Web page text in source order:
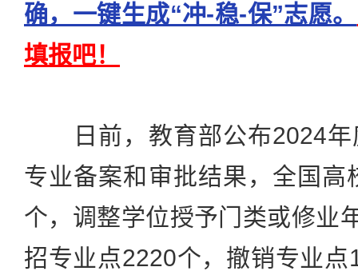
确，一键生成“冲-稳-保”志愿。
填报吧！
日前，教育部公布2024年
专业备案和审批结果，全国高
个，调整学位授予门类或修业
招专业点2220个，撤销专业